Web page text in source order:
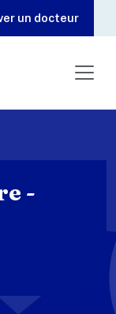
principal
un docteur
-